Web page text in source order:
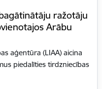
ražotāju
Arābu
aģentūra (LIAA) aicina
piedalīties tirdzniecības